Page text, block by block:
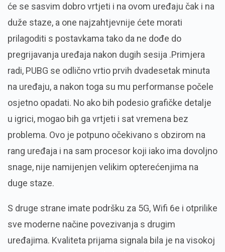
će se sasvim dobro vrtjeti i na ovom uređaju čak i na
duže staze, a one najzahtjevnije ćete morati
prilagoditi s postavkama tako da ne dođe do
pregrijavanja uređaja nakon dugih sesija .Primjera
radi, PUBG se odlično vrtio prvih dvadesetak minuta
na uređaju, a nakon toga su mu performanse počele
osjetno opadati. No ako bih podesio grafičke detalje
u igrici, mogao bih ga vrtjeti i sat vremena bez
problema. Ovo je potpuno očekivano s obzirom na
rang uređaja i na sam procesor koji iako ima dovoljno
snage, nije namijenjen velikim opterećenjima na
duge staze.
S druge strane imate podršku za 5G, Wifi 6e i otprilike
sve moderne načine povezivanja s drugim
uređajima. Kvaliteta prijama signala bila je na visokoj